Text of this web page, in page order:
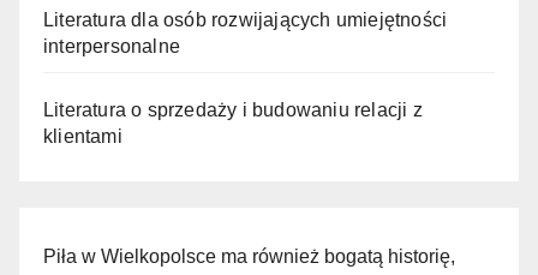
Literatura dla osób rozwijających umiejętności
interpersonalne
Literatura o sprzedaży i budowaniu relacji z
klientami
Piła w Wielkopolsce ma również bogatą historię,